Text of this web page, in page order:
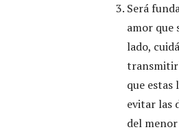
Será
amor que
lado,
que estas
evitar las
del